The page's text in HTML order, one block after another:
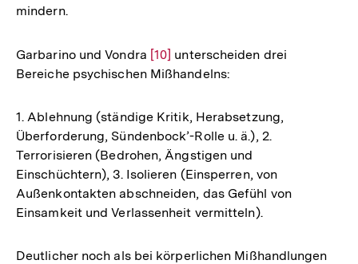
mindern.
Garbarino und Vondra Zur
Auflösung
Fußnote
[10] unterscheiden drei
Bereiche psychischen Mißhandelns:
1. Ablehnung (ständige Kritik, Herabsetzung,
Überforderung, Sündenbock’-Rolle u. ä.), 2.
Terrorisieren (Bedrohen, Ängstigen und
Einschüchtern), 3. Isolieren (Einsperren, von
Außenkontakten abschneiden, das Gefühl von
Einsamkeit und Verlassenheit vermitteln).
Deutlicher noch als bei körperlichen Mißhandlungen